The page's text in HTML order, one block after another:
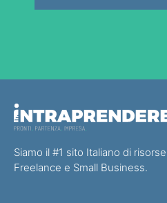
Siamo il #1 sito Italiano di
Freelance e Small Business.